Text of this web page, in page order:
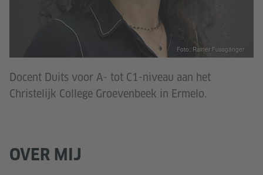
Foto: Rainer Fussgänger
Docent Duits voor A- tot C1-niveau aan het
Christelijk College Groevenbeek in Ermelo.
OVER MIJ